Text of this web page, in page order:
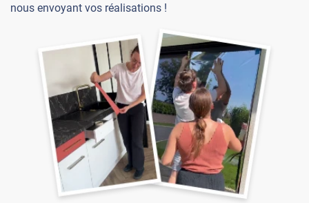
nous envoyant vos réalisations !